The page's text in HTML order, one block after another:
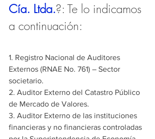
Cía. Ltda.?: Te lo indicamos
a continuación:
1. Registro Nacional de Auditores
Externos (RNAE No. 761) – Sector
societario.
2. Auditor Externo del Catastro Público
de Mercado de Valores.
3. Auditor Externo de las instituciones
financieras y no financieras controladas